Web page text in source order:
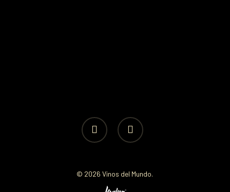
facebook instagram
© 2026 Vinos del Mundo.